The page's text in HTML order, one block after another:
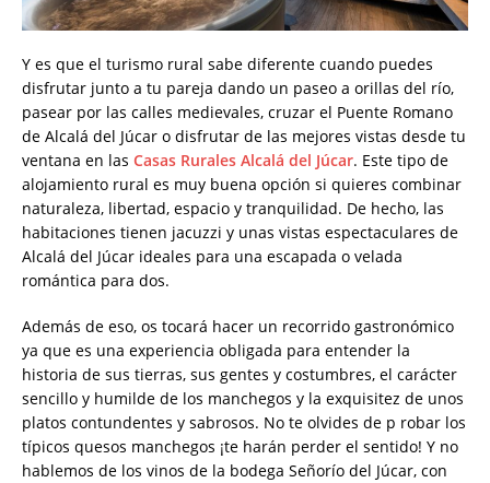
Y es que el turismo rural sabe diferente cuando puedes
disfrutar junto a tu pareja dando un paseo a orillas del río,
pasear por las calles medievales, cruzar el Puente Romano
de Alcalá del Júcar o disfrutar de las mejores vistas desde tu
ventana en las Casas Rurales Alcalá del Júcar. Este tipo de
alojamiento rural es muy buena opción si quieres combinar
naturaleza, libertad, espacio y tranquilidad. De hecho, las
habitaciones tienen jacuzzi y unas vistas espectaculares de
Alcalá del Júcar ideales para una escapada o velada
romántica para dos.
Además de eso, os tocará hacer un recorrido gastronómico
ya que es una experiencia obligada para entender la
historia de sus tierras, sus gentes y costumbres, el carácter
sencillo y humilde de los manchegos y la exquisitez de unos
platos contundentes y sabrosos. No te olvides de p robar los
típicos quesos manchegos ¡te harán perder el sentido! Y no
hablemos de los vinos de la bodega Señorío del Júcar, con